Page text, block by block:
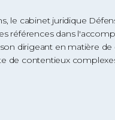
le cabinet juridique
références dans
dirigeant en matière de
de contentieux